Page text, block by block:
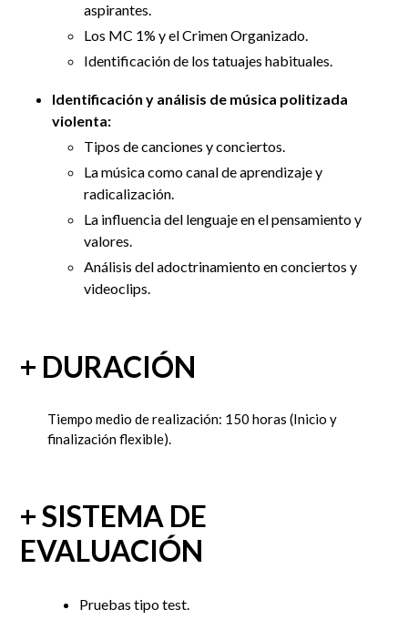
aspirantes.
Los MC 1% y el Crimen Organizado.
Identificación de los tatuajes habituales.
Identificación y análisis de música politizada
violenta:
Tipos de canciones y conciertos.
La música como canal de aprendizaje y
radicalización.
La influencia del lenguaje en el pensamiento y
valores.
Análisis del adoctrinamiento en conciertos y
videoclips.
+ DURACIÓN
Tiempo medio de realización: 150 horas (Inicio y
finalización flexible).
+ SISTEMA DE
EVALUACIÓN
Pruebas tipo test.